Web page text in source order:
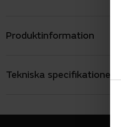
Produktinformation
Tekniska specifikationer